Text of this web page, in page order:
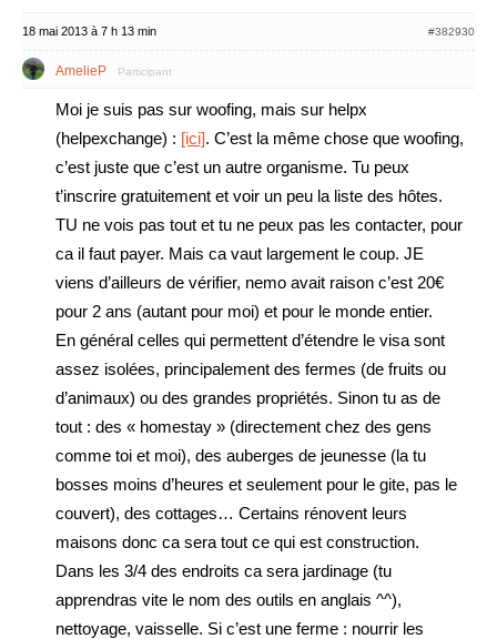
18 mai 2013 à 7 h 13 min #382930
AmelieP Participant
Moi je suis pas sur woofing, mais sur helpx
(helpexchange) : [ici]. C’est la même chose que woofing,
c’est juste que c’est un autre organisme. Tu peux
t’inscrire gratuitement et voir un peu la liste des hôtes.
TU ne vois pas tout et tu ne peux pas les contacter, pour
ca il faut payer. Mais ca vaut largement le coup. JE
viens d’ailleurs de vérifier, nemo avait raison c’est 20€
pour 2 ans (autant pour moi) et pour le monde entier.
En général celles qui permettent d’étendre le visa sont
assez isolées, principalement des fermes (de fruits ou
d’animaux) ou des grandes propriétés. Sinon tu as de
tout : des « homestay » (directement chez des gens
comme toi et moi), des auberges de jeunesse (la tu
bosses moins d’heures et seulement pour le gite, pas le
couvert), des cottages… Certains rénovent leurs
maisons donc ca sera tout ce qui est construction.
Dans les 3/4 des endroits ca sera jardinage (tu
apprendras vite le nom des outils en anglais ^^),
nettoyage, vaisselle. Si c’est une ferme : nourrir les